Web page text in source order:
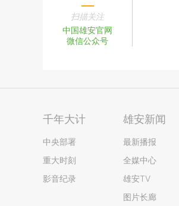
扫描关注
中国雄安官网
微信公众号
千年大计
中央部署
重大时刻
影音纪录
雄安新闻
最新播报
全媒中心
雄安TV
图片长廊